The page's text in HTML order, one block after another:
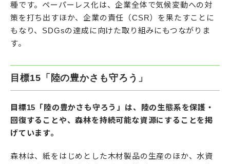
種です。ペーパーレス化は、企業全体で気候変動への対
策を打ち出すほか、企業の責任（CSR）を果たすことに
もなり、SDGsの達成に向けた取り組みにもつながりま
す。
目標15「陸の豊かさも守ろう」
目標15「陸の豊かさも守ろう」は、陸の生態系を保護・
回復することや、森林を持続可能な資源にすることを掲
げています。
森林は、紙をはじめとした木材製品の生産のほか、水資